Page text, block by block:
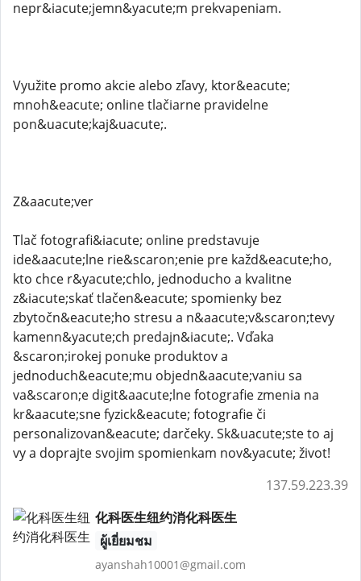
nepr&iacute;jemn&yacute;m prekvapeniam.
Využite promo akcie alebo zľavy, ktor&eacute;
mnoh&eacute; online tlačiarne pravidelne
pon&uacute;kaj&uacute;.
Z&aacute;ver
Tlač fotografi&iacute; online predstavuje
ide&aacute;lne rie&scaron;enie pre každ&eacute;ho,
kto chce r&yacute;chlo, jednoducho a kvalitne
z&iacute;skať tlačen&eacute; spomienky bez
zbytočn&eacute;ho stresu a n&aacute;v&scaron;tevy
kamenn&yacute;ch predajn&iacute;. Vďaka
&scaron;irokej ponuke produktov a
jednoduch&eacute;mu objedn&aacute;vaniu sa
va&scaron;e digit&aacute;lne fotografie zmenia na
kr&aacute;sne fyzick&eacute; fotografie či
personalizovan&eacute; darčeky. Sk&uacute;ste to aj
vy a doprajte svojim spomienkam nov&yacute; život!
137.59.223.39
化科医生纽约消化科医生
ผู้เยี่ยมชม
ayanshah10001@gmail.com